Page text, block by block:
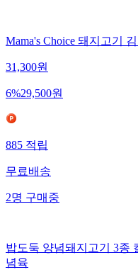
Mama's Choice 돼지고기
31,300원
6%29,500원
885 적립
무료배송
2명 구매중
밥도둑 양념돼지고기 3종
념육